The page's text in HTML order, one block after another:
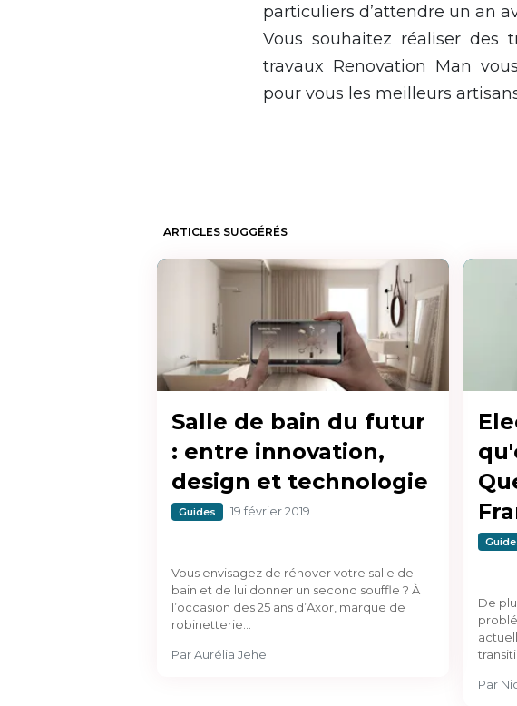
particuliers d’attendre un an
Vous souhaitez réaliser des
travaux Renovation Man
pour vous les meilleurs
ARTICLES SUGGÉRÉS
Salle de bain du futur
: entre innovation,
design et technologie
Guides 19 février 2019
Vous envisagez de rénover votre salle de
bain et de lui donner un second souffle ? À
l’occasion des 25 ans d’Axor, marque de
robinetterie…
Par Aurélia Jehel
De
Par